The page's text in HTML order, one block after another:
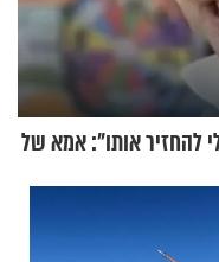
להחזיר אותו": אמא של